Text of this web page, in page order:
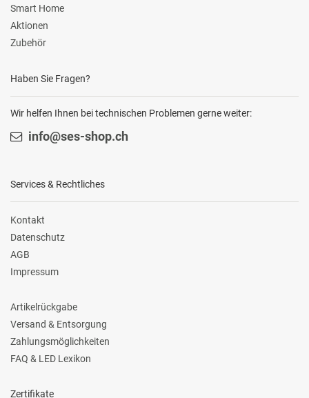
Smart Home
Aktionen
Zubehör
Haben Sie Fragen?
Wir helfen Ihnen bei technischen Problemen gerne weiter:
info@ses-shop.ch
Services & Rechtliches
Kontakt
Datenschutz
AGB
Impressum
Artikelrückgabe
Versand & Entsorgung
Zahlungsmöglichkeiten
FAQ & LED Lexikon
Zertifikate